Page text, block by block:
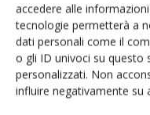
accedere alle
tecnologie permetterà a
dati personali come il
o gli ID univoci su questo
personalizzati. Non
influire negativamente su